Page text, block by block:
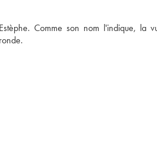
Comme son nom l'indique, la